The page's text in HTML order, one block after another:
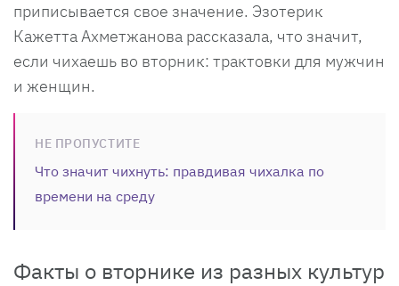
приписывается свое значение. Эзотерик
Кажетта Ахметжанова рассказала, что значит,
если чихаешь во вторник: трактовки для мужчин
и женщин.
НЕ ПРОПУСТИТЕ
Что значит чихнуть: правдивая чихалка по
времени на среду
Факты о вторнике из разных культур